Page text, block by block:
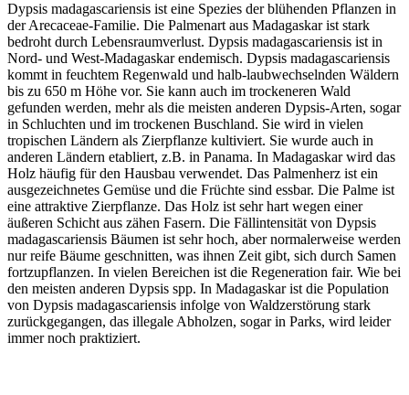
Dypsis madagascariensis ist eine Spezies der blühenden Pflanzen in
der Arecaceae-Familie. Die Palmenart aus Madagaskar ist stark
bedroht durch Lebensraumverlust. Dypsis madagascariensis ist in
Nord- und West-Madagaskar endemisch. Dypsis madagascariensis
kommt in feuchtem Regenwald und halb-laubwechselnden Wäldern
bis zu 650 m Höhe vor. Sie kann auch im trockeneren Wald
gefunden werden, mehr als die meisten anderen Dypsis-Arten, sogar
in Schluchten und im trockenen Buschland. Sie wird in vielen
tropischen Ländern als Zierpflanze kultiviert. Sie wurde auch in
anderen Ländern etabliert, z.B. in Panama. In Madagaskar wird das
Holz häufig für den Hausbau verwendet. Das Palmenherz ist ein
ausgezeichnetes Gemüse und die Früchte sind essbar. Die Palme ist
eine attraktive Zierpflanze. Das Holz ist sehr hart wegen einer
äußeren Schicht aus zähen Fasern. Die Fällintensität von Dypsis
madagascariensis Bäumen ist sehr hoch, aber normalerweise werden
nur reife Bäume geschnitten, was ihnen Zeit gibt, sich durch Samen
fortzupflanzen. In vielen Bereichen ist die Regeneration fair. Wie bei
den meisten anderen Dypsis spp. In Madagaskar ist die Population
von Dypsis madagascariensis infolge von Waldzerstörung stark
zurückgegangen, das illegale Abholzen, sogar in Parks, wird leider
immer noch praktiziert.